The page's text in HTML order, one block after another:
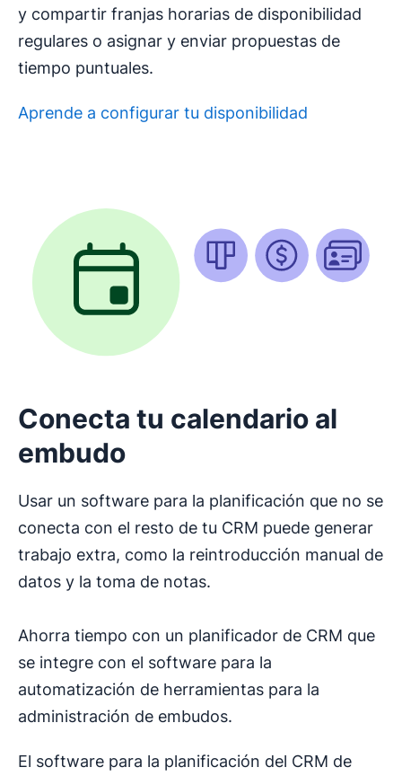
y compartir franjas horarias de disponibilidad
regulares o asignar y enviar propuestas de
tiempo puntuales.
Aprende a configurar tu disponibilidad
Conecta tu calendario al
embudo
Usar un software para la planificación que no se
conecta con el resto de tu CRM puede generar
trabajo extra, como la reintroducción manual de
datos y la toma de notas.
Ahorra tiempo con un planificador de CRM que
se integre con el software para la
automatización de herramientas para la
administración de embudos.
El software para la planificación del CRM de